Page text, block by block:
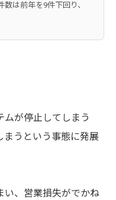
は前年を9件下回り、
が停止してしまう
まうという事態に発展
い、営業損失がでかね